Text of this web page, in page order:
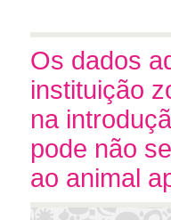
Os dados
instituição
na
pode não
ao animal